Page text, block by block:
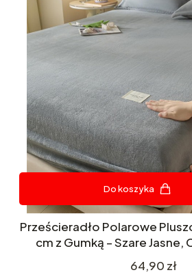
Do koszyka
Prześcieradło Polarowe
cm z Gumką – Szare Jasne,
Cena
64,90 zł